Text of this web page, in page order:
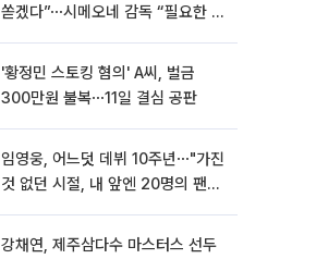
쏟겠다”⋯시메오네 감독 “필요한 선
'황정민 스토킹 혐의' A씨, 벌금
300만원 불복⋯11일 결심 공판
임영웅, 어느덧 데뷔 10주년⋯"가진
것 없던 시절, 내 앞엔 20명의 팬
강채연, 제주삼다수 마스터스 선두